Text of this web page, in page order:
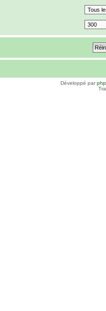
Développé par